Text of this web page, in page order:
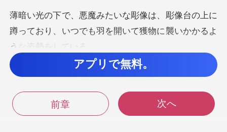
ログアウトします
検索
像台の上に
蹲っており、いつでも羽を開い
イルはリンの書店の雰囲気
光が輝くガーゴイルの目を
アプリで無料。
前章 次へ